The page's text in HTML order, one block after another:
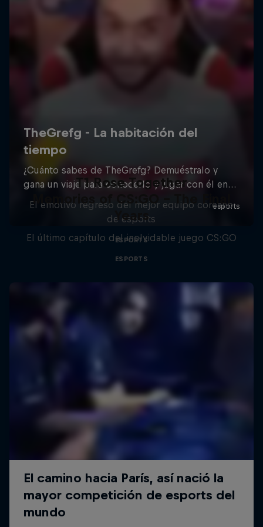
T1 Rose Together
El emotivo regreso del mejor equipo coreano
de esports
ESPORTS
Memories of CS:GO - The Final
Years
El último capítulo del inolvidable juego CS:GO
ESPORTS